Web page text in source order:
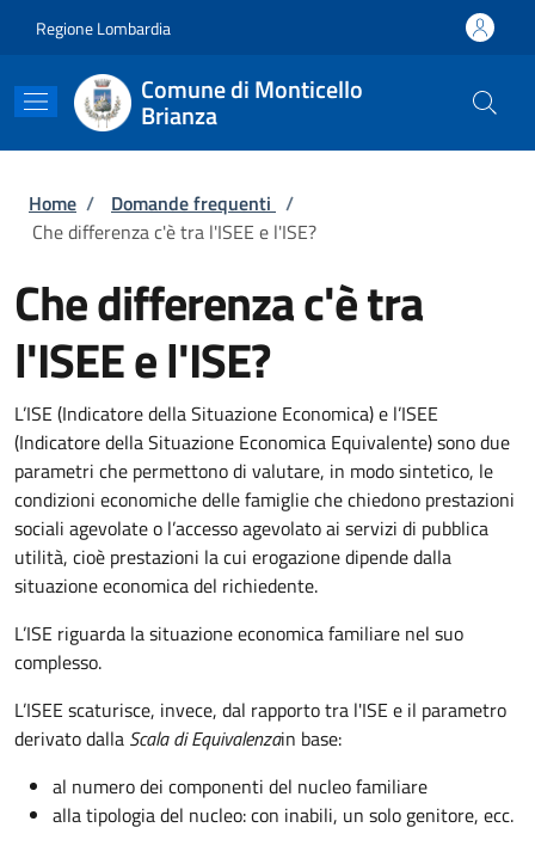
Regione Lombardia
Comune di Monticello
Brianza
Briciole di pane
Home / Domande frequenti /
Che differenza c'è tra l'ISEE e l'ISE?
Che differenza c'è tra
l'ISEE e l'ISE?
L’ISE (Indicatore della Situazione Economica) e l’ISEE
(Indicatore della Situazione Economica Equivalente) sono due
parametri che permettono di valutare, in modo sintetico, le
condizioni economiche delle famiglie che chiedono prestazioni
sociali agevolate o l’accesso agevolato ai servizi di pubblica
utilità, cioè prestazioni la cui erogazione dipende dalla
situazione economica del richiedente.
L’ISE riguarda la situazione economica familiare nel suo
complesso.
L’ISEE scaturisce, invece, dal rapporto tra l'ISE e il parametro
derivato dalla Scala di Equivalenzain base:
al numero dei componenti del nucleo familiare
alla tipologia del nucleo: con inabili, un solo genitore, ecc.